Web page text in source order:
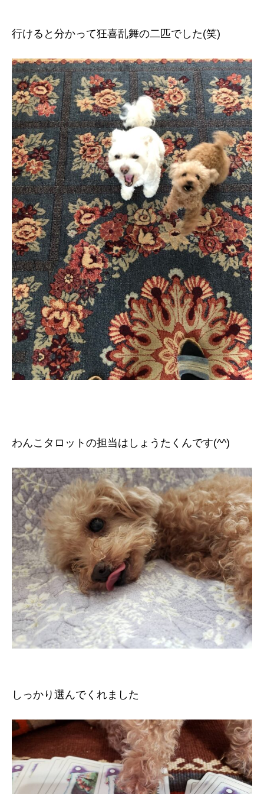
行けると分かって狂喜乱舞の二匹でした(笑)
わんこタロットの担当はしょうたくんです(^^)
しっかり選んでくれました